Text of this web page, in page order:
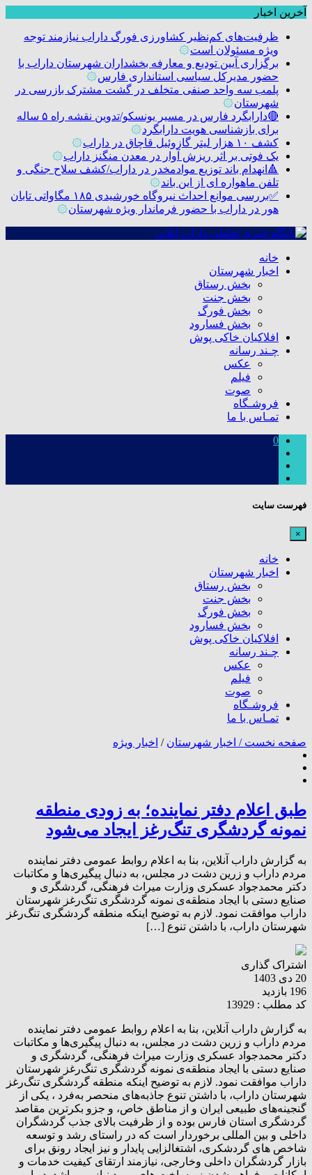
آخرین اخبار
ظرفیت‌های کم‌نظیر کشاورزی فورگ داراب نیازمند توجه
ویژه مسئولان است۞
برگزاری آیین تودیع و معارفه بخشداران شهرستان داراب با
حضور مدیرکل سیاسی استانداری فارس۞
پلمب سه واحد صنفی متخلف در گشت مشترک بازرسی در
شهرستان۞
🔴دارابگرد فارس در مسیر یونسکو/تدوین نقشه راه ۵ ساله
برای بازشناسی هویت دارابگرد۞
کشف ۱۰ هزار لیتر گازوئیل قاچاق در داراب
۞
یک فوتی بر اثر ریزش آوار در معدن منگنز داراب۞
🔺انهدام باند توزیع موادمخدر در داراب/کشف سلاح جنگی و
تلفن ماهواره ای از این باند۞
✅بررسی موانع احداث نیروگاه خورشیدی ۱۸۵ مگاواتی تابان
هور در داراب با حضور فرماندار ویژه شهرستان۞
خانه
اخبار شهرستان
بخش رستاق
بخش جنت
بخش فورگ
بخش فسارود
افلاکیان خاکی پوش
چـند رسانه
عکس
فیلم
صوت
فروشـگاه
تمـاس با ما
0
فهرست سایت
×
خانه
اخبار شهرستان
بخش رستاق
بخش جنت
بخش فورگ
بخش فسارود
افلاکیان خاکی پوش
چـند رسانه
عکس
فیلم
صوت
فروشـگاه
تمـاس با ما
صفحه نخست / اخبار شهرستان / اخبار ویژه
طبق اعلام دفتر نماینده؛ به زودی منطقه
نمونه گردشگرى تنگ‌رغز ایجاد می‌شود
به گزارش داراب آنلاین، بنا به اعلام روابط عمومی دفتر نماینده
مردم داراب و زرین دشت در مجلس، به دنبال پیگیری‌ها و مکاتبات
دکتر محمدجواد عسکری وزارت میراث فرهنگی، گردشگری و
صنایع دستی با ایجاد منطقه‌ی نمونه گردشگری تنگ‌رغز شهرستان
داراب موافقت نمود. لازم به توضیح اینکه منطقه گردشگری تنگ‌رغز
شهرستان داراب، با داشتن تنوع […]
اشتراک گذاری
20 دی 1403
196 بازدید
کد مطلب : 13929
به گزارش داراب آنلاین، بنا به اعلام روابط عمومی دفتر نماینده
مردم داراب و زرین دشت در مجلس، به دنبال پیگیری‌ها و مکاتبات
دکتر محمدجواد عسکری وزارت میراث فرهنگی، گردشگری و
صنایع دستی با ایجاد منطقه‌ی نمونه گردشگری تنگ‌رغز شهرستان
داراب موافقت نمود. لازم به توضیح اینکه منطقه گردشگری تنگ‌رغز
شهرستان داراب، با داشتن تنوع جاذبه‌هاى منحصر به‌فرد ، یکى از
گنجینه‌های طبیعى ایران و از مناطق خاص، و جزو بکرترین مقاصد
گردشگری استان فارس بوده و از ظرفیت بالاى جذب گردشگران
داخلى و بین المللى برخوردار است که در راستاى رشد و توسعه
شاخص هاى گردشکرى، اشتغالزایى پایدار و نیز ایجاد رونق براى
بازار گردشگران داخلى وخارجى، نیازمند ارتقاى کیفیت خدمات و